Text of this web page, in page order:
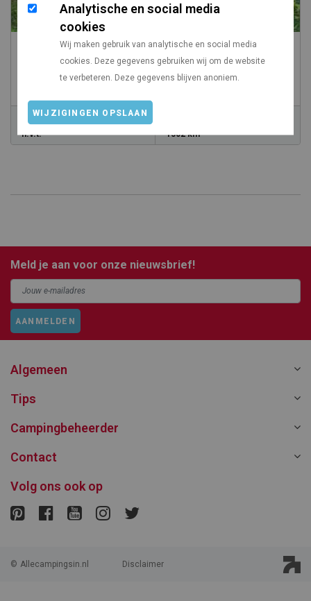
Analytische en social media
cookies
Wij maken gebruik van analytische en social media
cookies. Deze gegevens gebruiken wij om de website
te verbeteren. Deze gegevens blijven anoniem.
WIJZIGINGEN OPSLAAN
Kamp Podzemelj ob Kolpi
/Jugovzhodna Slovenija
Prijs vanaf
n.v.t.
1302 km
Meld je aan voor onze nieuwsbrief!
AANMELDEN
Algemeen
Tips
Campingbeheerder
Contact
Volg ons ook op
© Allecampingsin.nl Disclaimer